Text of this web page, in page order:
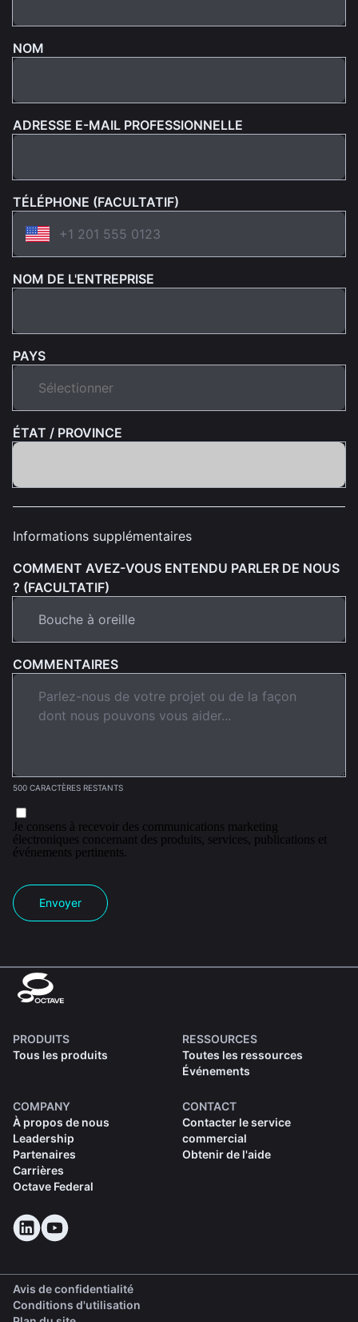
NOM
ADRESSE E-MAIL PROFESSIONNELLE
TÉLÉPHONE (FACULTATIF)
NOM DE L'ENTREPRISE
PAYS
ÉTAT / PROVINCE
Informations supplémentaires
COMMENT AVEZ-VOUS ENTENDU PARLER DE NOUS
? (FACULTATIF)
COMMENTAIRES
500 CARACTÈRES RESTANTS
Je consens à recevoir des communications marketing
électroniques concernant des produits, services, publications et
événements pertinents.
Envoyer
PRODUITS
Tous les produits
RESSOURCES
Toutes les ressources
Événements
COMPANY
À propos de nous
Leadership
Partenaires
Carrières
Octave Federal
CONTACT
Contacter le service
commercial
Obtenir de l'aide
Avis de confidentialité
Conditions d'utilisation